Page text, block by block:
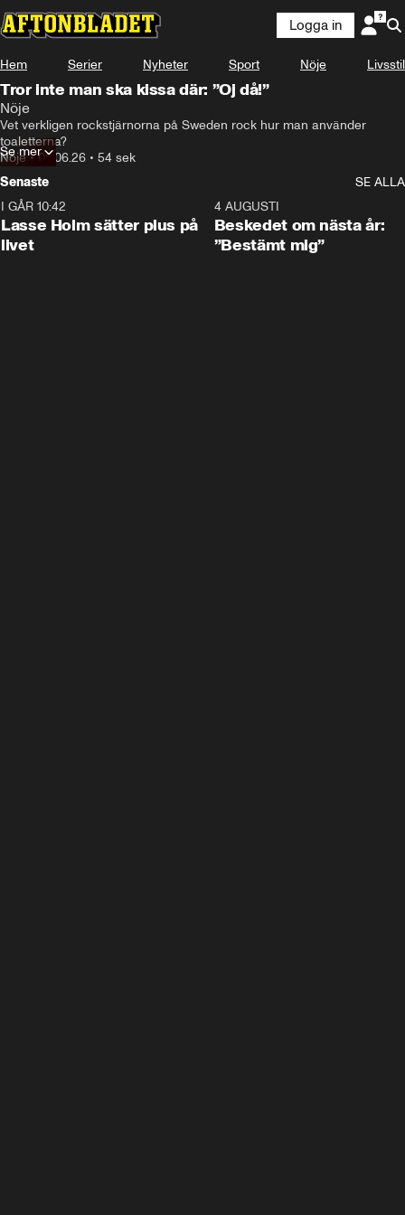
Logga in
Hem Serier Nyheter Sport Nöje Livsstil
Tror inte man ska kissa där: ”Oj då!”
Nöje
Vet verkligen rockstjärnorna på Sweden rock hur man använder
toaletterna?
Nöje•06.06.26 • 54 sek
Se mer
Senaste
SE ALLA
I GÅR 10:42
Lasse Holm sätter plus på
livet
4 AUGUSTI
Beskedet om nästa år:
”Bestämt mig”